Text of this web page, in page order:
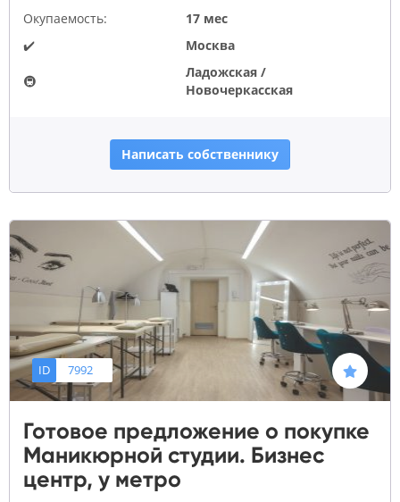
Окупаемость:
17 мес
✔️
Москва
🚇
Ладожская /
Новочеркасская
Написать собственнику
ID 7992
Готовое предложение о покупке
Маникюрной студии. Бизнес
центр, у метро